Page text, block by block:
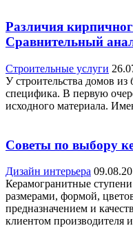
Различия
Сравнительный
Строительные услуги
У строительства домов из
специфика. В первую
исходного материала.
Советы по выбору
Дизайн интерьера
Керамогранитные
размерами, формой,
предназначением и
клиентом производителя